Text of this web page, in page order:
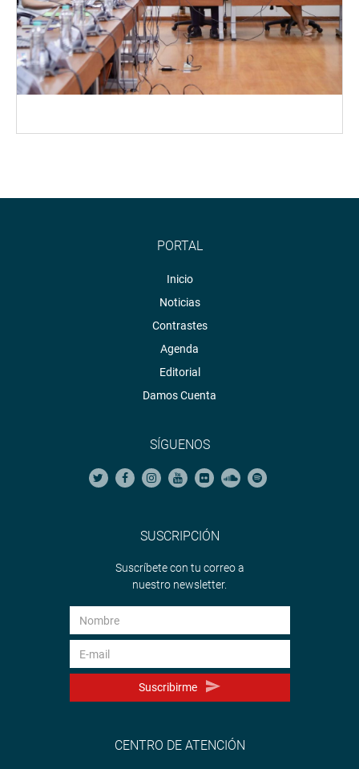
PORTAL
Inicio
Noticias
Contrastes
Agenda
Editorial
Damos Cuenta
SÍGUENOS
SUSCRIPCIÓN
Suscríbete con tu correo a
nuestro newsletter.
Suscribirme
CENTRO DE ATENCIÓN